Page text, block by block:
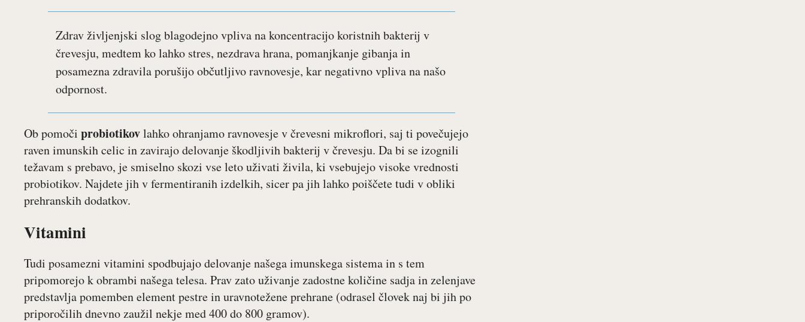
Zdrav življenjski slog blagodejno vpliva na koncentracijo koristnih bakterij v
črevesju, medtem ko lahko stres, nezdrava hrana, pomanjkanje gibanja in
posamezna zdravila porušijo občutljivo ravnovesje, kar negativno vpliva na našo
odpornost.
Ob pomoči probiotikovlahko ohranjamo ravnovesje v črevesni mikroflori, saj ti povečujejo
raven imunskih celic in zavirajo delovanje škodljivih bakterij v črevesju. Da bi se izognili
težavam s prebavo, je smiselno skozi vse leto uživati živila, ki vsebujejo visoke vrednosti
probiotikov. Najdete jih v fermentiranih izdelkih, sicer pa jih lahko poiščete tudi v obliki
prehranskih dodatkov.
Vitamini
Tudi posamezni vitamini spodbujajo delovanje našega imunskega sistema in s tem
pripomorejo k obrambi našega telesa. Prav zato uživanje zadostne količine sadja in zelenjave
predstavlja pomemben element pestre in uravnotežene prehrane (odrasel človek naj bi jih po
priporočilih dnevno zaužil nekje med 400 do 800 gramov).